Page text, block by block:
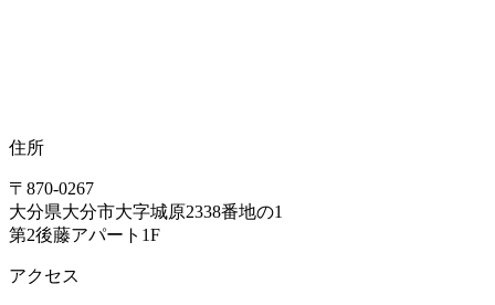
住所
〒870-0267
大分県大分市大字城原2338番地の1
第2後藤アパート1F
アクセス